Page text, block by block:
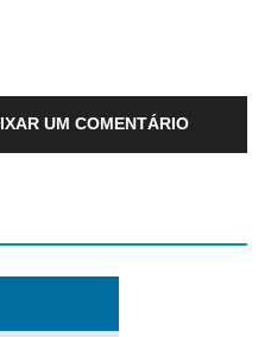
UM COMENTÁRIO